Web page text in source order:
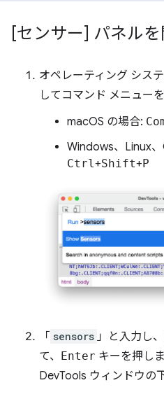
[センサー] パネルを
オペレーティング シス
してコマンド メニューを
macOS の場合:
Windows、Linux
Ctrl+Shift+P
「 sensors 」と入力し
て、 Enter キーを押し
DevTools ウィンドウの